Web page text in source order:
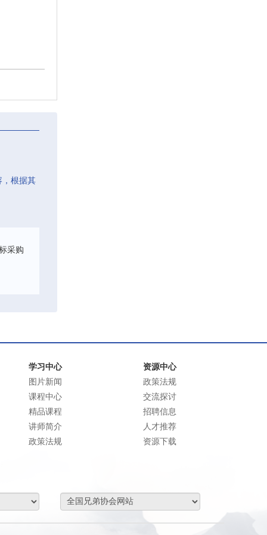
，根据其
采购
学习中心
图片新闻
课程中心
精品课程
讲师简介
政策法规
资源中心
政策法规
交流探讨
招聘信息
人才推荐
资源下载